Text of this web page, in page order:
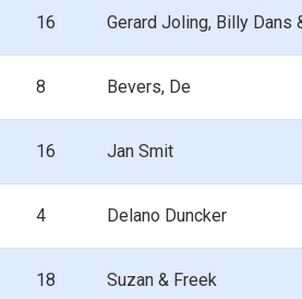
16 Gerard Joling, Billy Dans
8 Bevers, De
16 Jan Smit
4 Delano Duncker
18 Suzan & Freek